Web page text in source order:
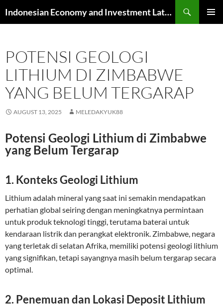
to
Indonesian Economy and Investment Latest News
POTENSI GEOLOGI
LITHIUM DI ZIMBABWE
YANG BELUM TERGARAP
AUGUST 13, 2025 MELEDAKYUK88
Potensi Geologi Lithium di Zimbabwe
yang Belum Tergarap
1. Konteks Geologi Lithium
Lithium adalah mineral yang saat ini semakin mendapatkan
perhatian global seiring dengan meningkatnya permintaan
untuk produk teknologi tinggi, terutama baterai untuk
kendaraan listrik dan perangkat elektronik. Zimbabwe, negara
yang terletak di selatan Afrika, memiliki potensi geologi lithium
yang signifikan, tetapi sayangnya masih belum tergarap secara
optimal.
2. Penemuan dan Lokasi Deposit Lithium